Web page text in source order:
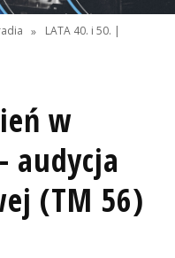
»
LATA 40. i 50. |
w
audycja
(TM 56)